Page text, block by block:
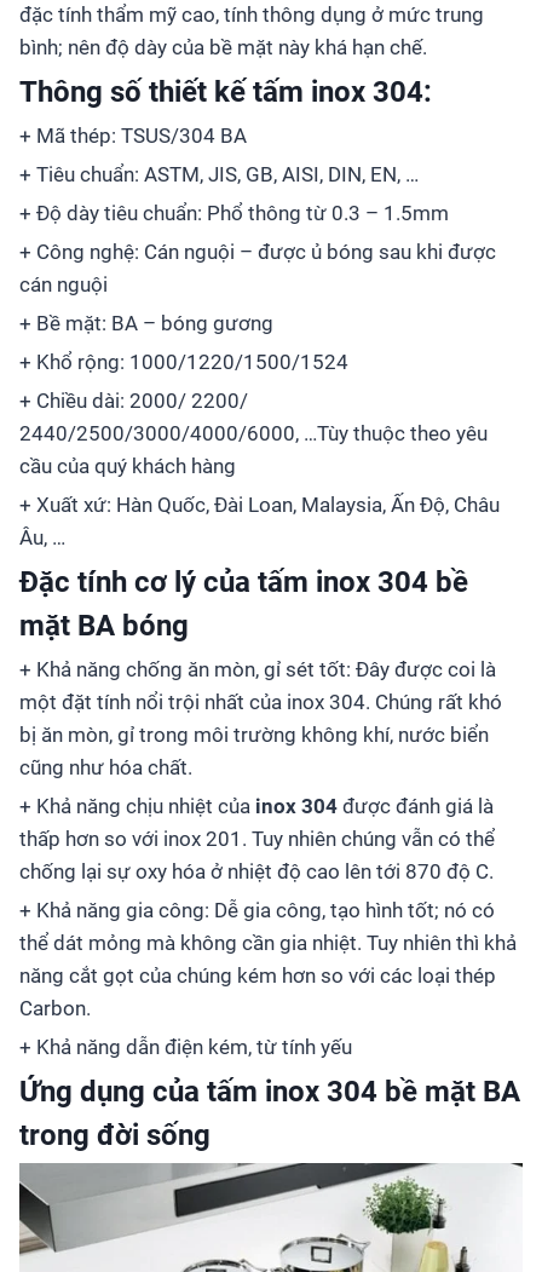
đặc tính thẩm mỹ cao, tính thông dụng ở mức trung
bình; nên độ dày của bề mặt này khá hạn chế.
Thông số thiết kế tấm inox 304:
+ Mã thép: TSUS/304 BA
+ Tiêu chuẩn: ASTM, JIS, GB, AISI, DIN, EN, …
+ Độ dày tiêu chuẩn: Phổ thông từ 0.3 – 1.5mm
+ Công nghệ: Cán nguội – được ủ bóng sau khi được
cán nguội
+ Bề mặt: BA – bóng gương
+ Khổ rộng: 1000/1220/1500/1524
+ Chiều dài: 2000/ 2200/
2440/2500/3000/4000/6000, …Tùy thuộc theo yêu
cầu của quý khách hàng
+ Xuất xứ: Hàn Quốc, Đài Loan, Malaysia, Ấn Độ, Châu
Âu, …
Đặc tính cơ lý của tấm inox 304 bề
mặt BA bóng
+ Khả năng chống ăn mòn, gỉ sét tốt: Đây được coi là
một đặt tính nổi trội nhất của inox 304. Chúng rất khó
bị ăn mòn, gỉ trong môi trường không khí, nước biển
cũng như hóa chất.
+ Khả năng chịu nhiệt của inox 304 được đánh giá là
thấp hơn so với inox 201. Tuy nhiên chúng vẫn có thể
chống lại sự oxy hóa ở nhiệt độ cao lên tới 870 độ C.
+ Khả năng gia công: Dễ gia công, tạo hình tốt; nó có
thể dát mỏng mà không cần gia nhiệt. Tuy nhiên thì khả
năng cắt gọt của chúng kém hơn so với các loại thép
Carbon.
+ Khả năng dẫn điện kém, từ tính yếu
Ứng dụng của tấm inox 304 bề mặt BA
trong đời sống